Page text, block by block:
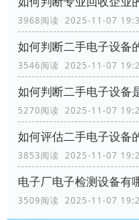
3968阅读 2025-11-07
如何判断二手电子设备
3546阅读 2025-11-07
如何判断二手电子设备
5270阅读 2025-11-07
如何评估二手电子设备
3853阅读 2025-11-07
电子厂电子检测设备有
3509阅读 2025-11-07